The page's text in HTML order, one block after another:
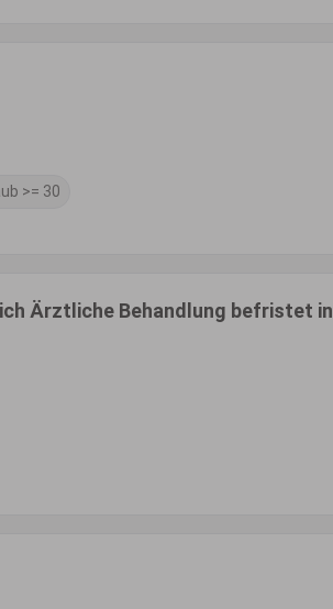
>= 30
Ärztliche Behandlung befristet in